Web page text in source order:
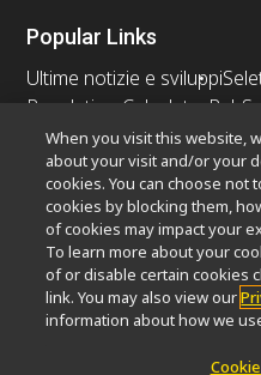
Popular Links
Ultime notizie e sviluppi
Resolution Calculator
Nikon Small World
Altri prodotti Nikon
Prodotti di imaging
Microscopia industriale e
Sistemi di litografia a
Sistemi di litografia a FPD
When you visit this website,
about your visit and/or your
cookies. You can choose not
cookies by blocking them,
of cookies may impact your
To learn more about your
of or disable certain cookies
link. You may also view our
information about how we